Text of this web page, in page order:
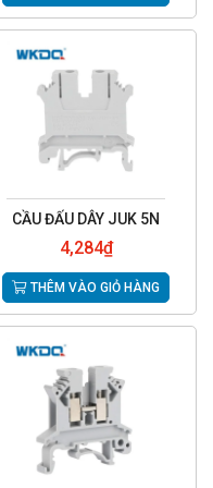
CẦU ĐẤU DÂY JUK 5N
4,284₫
THÊM VÀO GIỎ HÀNG